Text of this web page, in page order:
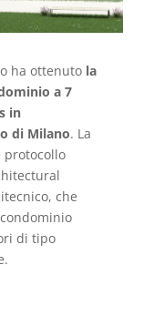
ha ottenuto la
a 7
in
di Milano. La
protocollo
che
di tipo